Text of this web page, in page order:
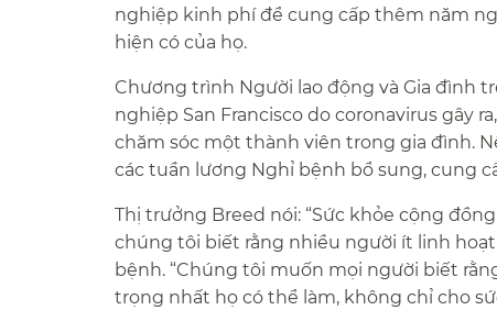
nghiệp kinh phí để cung cấp thêm năm
hiện có của họ.​​
Chương trình Người lao động và Gia đình
nghiệp San Francisco do coronavirus gây
chăm sóc một thành viên trong gia đình.
các tuần lương Nghỉ bệnh bổ sung, cung
Thị trưởng Breed nói: “Sức khỏe cộng
chúng tôi biết rằng nhiều người ít linh
bệnh. “Chúng tôi muốn mọi người biết
trọng nhất họ có thể làm, không chỉ cho